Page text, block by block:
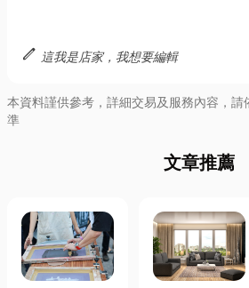
edit 這我是店家，我想要編輯
本資料謹供參考，詳細交易及服務內容，
準
文章推薦